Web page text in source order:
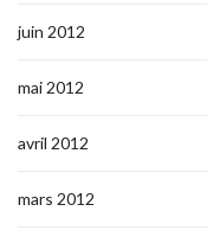
juin 2012
mai 2012
avril 2012
mars 2012